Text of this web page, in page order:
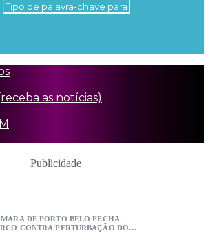
as notícias)
Publicidade
DE PORTO BELO FECHA
CONTRA PERTURBAÇÃO DO